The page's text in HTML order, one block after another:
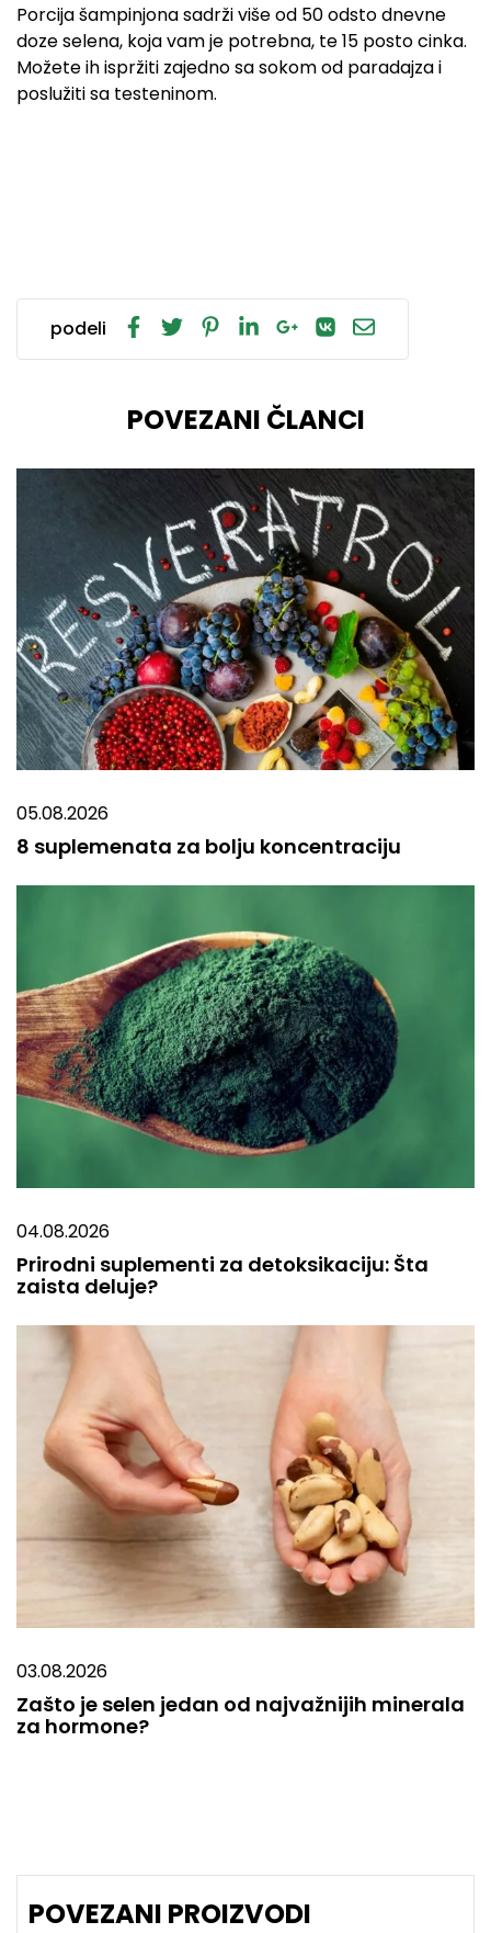
Porcija šampinjona sadrži više od 50 odsto dnevne
doze selena, koja vam je potrebna, te 15 posto cinka.
Možete ih ispržiti zajedno sa sokom od paradajza i
poslužiti sa testeninom.
podeli
POVEZANI ČLANCI
05.08.2026
8 suplemenata za bolju koncentraciju
04.08.2026
Prirodni suplementi za detoksikaciju: Šta
zaista deluje?
03.08.2026
Zašto je selen jedan od najvažnijih minerala
za hormone?
POVEZANI PROIZVODI